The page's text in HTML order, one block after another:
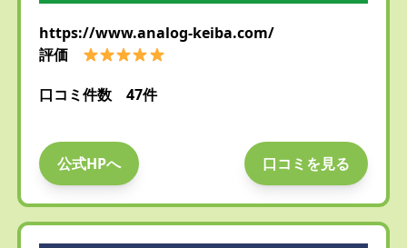
https://www.analog-keiba.com/
評価
口コミ件数 47件
公式HPへ 口コミを見る